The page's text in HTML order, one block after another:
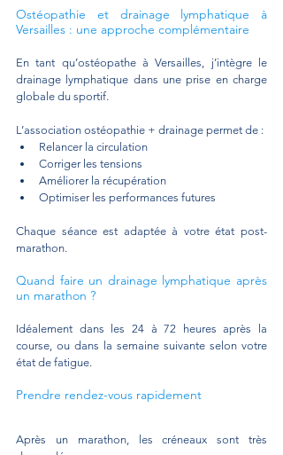
Ostéopathie et drainage lymphatique à
Versailles : une approche complémentaire
En tant qu’ostéopathe à Versailles, j’intègre le
drainage lymphatique dans une prise en charge
globale du sportif.
L’association ostéopathie + drainage permet de :
Relancer la circulation
Corriger les tensions
Améliorer la récupération
Optimiser les performances futures
Chaque séance est adaptée à votre état post-
marathon.
Quand faire un drainage lymphatique après
un marathon ?
Idéalement dans les 24 à 72 heures après la
course, ou dans la semaine suivante selon votre
état de fatigue.
Prendre rendez-vous rapidement
Après un marathon, les créneaux sont très